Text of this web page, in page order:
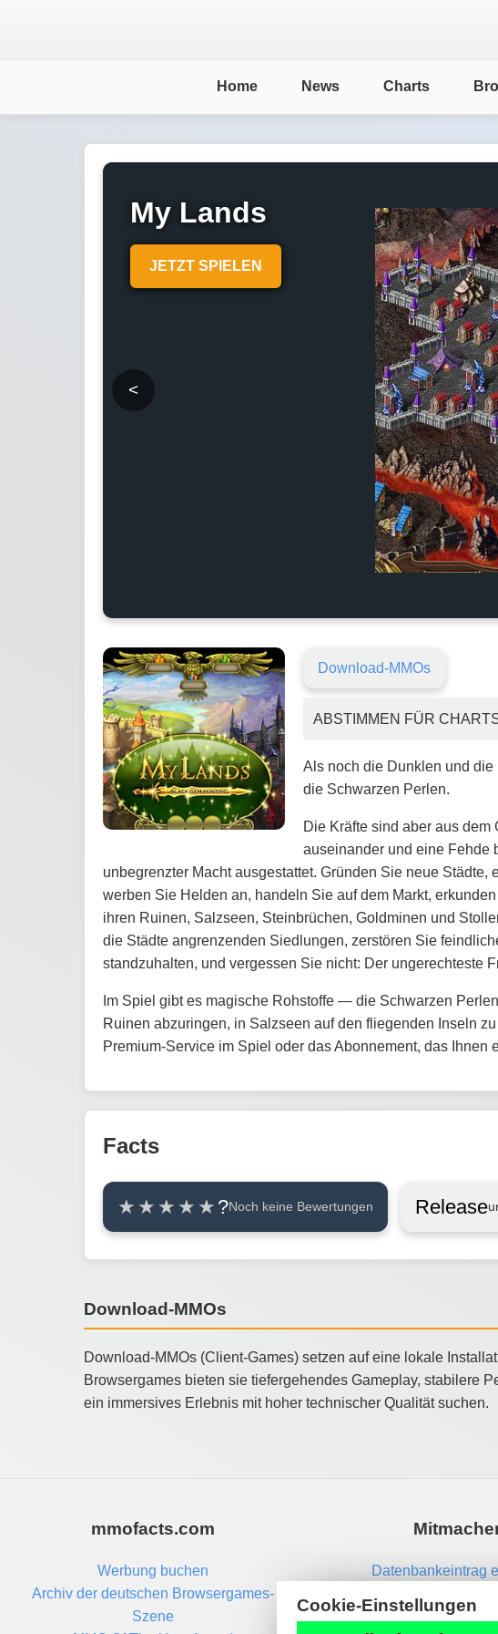
Home News Charts
My Lands
JETZT SPIELEN
<
Download-MMOs
ABSTIMMEN FÜR
Als noch die Dunklen und
die Schwarzen Perlen.
Die Kräfte sind aber aus
auseinander und eine Fehde
unbegrenzter Macht ausgestattet. Gründen Sie neue
werben Sie Helden an, handeln Sie auf dem Markt,
ihren Ruinen, Salzseen, Steinbrüchen, Goldminen und
die Städte angrenzenden Siedlungen, zerstören Sie
standzuhalten, und vergessen Sie nicht: Der ungerechteste
Im Spiel gibt es magische Rohstoffe — die Schwarzen
Ruinen abzuringen, in Salzseen auf den fliegenden Inseln
Premium-Service im Spiel oder das Abonnement, das
Facts
?Noch keine Bewertungen Release
Download-MMOs
Download-MMOs (Client-Games) setzen auf eine lokale
Browsergames bieten sie tiefergehendes Gameplay, stabilere
ein immersives Erlebnis mit hoher technischer Qualität suchen.
mmofacts.com
Werbung buchen
Archiv der deutschen Browsergames-
Szene
Datenbankeintrag
Cookie-Einstellungen